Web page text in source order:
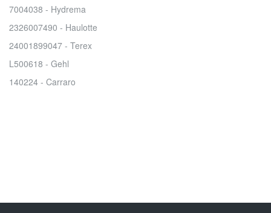
7004038 - Hydrema
2326007490 - Haulotte
24001899047 - Terex
L500618 - Gehl
140224 - Carraro